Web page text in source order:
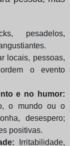
pesadelos,
locais, pessoas,
o evento
e no humor:
o mundo ou o
desespero;
positivas.
Irritabilidade,